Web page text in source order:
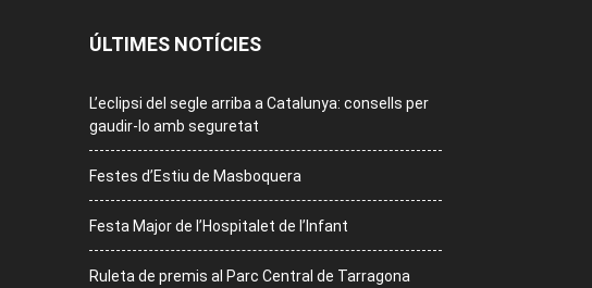
ÚLTIMES NOTÍCIES
L’eclipsi del segle arriba a Catalunya: consells per
gaudir-lo amb seguretat
Festes d’Estiu de Masboquera
Festa Major de l’Hospitalet de l’Infant
Ruleta de premis al Parc Central de Tarragona